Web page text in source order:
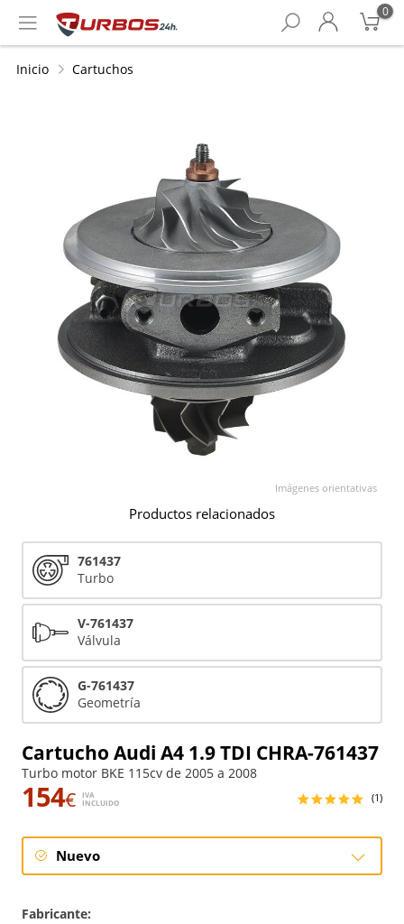
0
Inicio Cartuchos
Cartucho Audi A4 1.9 TDI CHRA-761437
Turbo motor BKE 115cv de 2005 a 2008
154€
IVA
INCLUIDO
(1)
Nuevo
Fabricante:
Imágenes orientativas
Productos relacionados
761437
Turbo
V-761437
Válvula
G-761437
Geometría